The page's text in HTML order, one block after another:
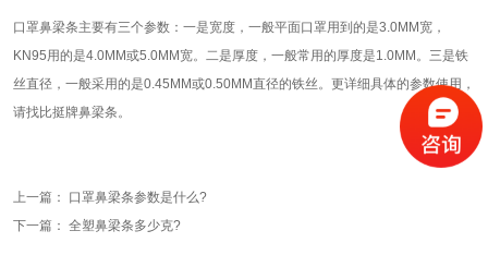
口罩鼻梁条主要有三个参数：一是宽度，一般平面口罩用到的是3.0MM宽，
KN95用的是4.0MM或5.0MM宽。二是厚度，一般常用的厚度是1.0MM。三是铁
丝直径，一般采用的是0.45MM或0.50MM直径的铁丝。更详细具体的参数使用，
请找比挺牌鼻梁条。
上一篇： 口罩鼻梁条参数是什么?
下一篇： 全塑鼻梁条多少克?